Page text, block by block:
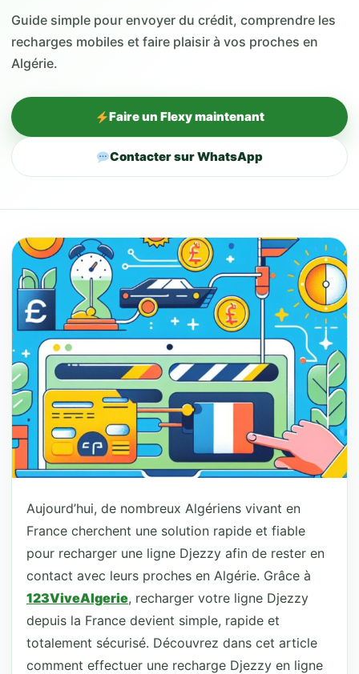
Guide simple pour envoyer du crédit, comprendre les
recharges mobiles et faire plaisir à vos proches en
Algérie.
Faire un Flexy maintenant
Contacter sur WhatsApp
Aujourd’hui, de nombreux Algériens vivant en
France cherchent une solution rapide et fiable
pour recharger une ligne Djezzy afin de rester en
contact avec leurs proches en Algérie. Grâce à
123ViveAlgerie, recharger votre ligne Djezzy
depuis la France devient simple, rapide et
totalement sécurisé. Découvrez dans cet article
comment effectuer une recharge Djezzy en ligne